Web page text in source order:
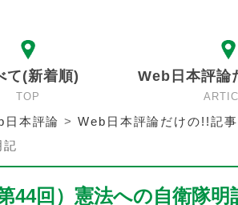
て(新着順)
TOP
Web日本評論
日本評論 >Web日本評論だけの!!記事
記
第44回）憲法への自衛隊明